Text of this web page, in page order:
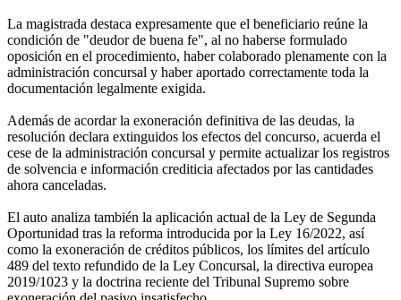
La magistrada destaca expresamente que el beneficiario reúne la
condición de "deudor de buena fe", al no haberse formulado
oposición en el procedimiento, haber colaborado plenamente con la
administración concursal y haber aportado correctamente toda la
documentación legalmente exigida.
Además de acordar la exoneración definitiva de las deudas, la
resolución declara extinguidos los efectos del concurso, acuerda el
cese de la administración concursal y permite actualizar los registros
de solvencia e información crediticia afectados por las cantidades
ahora canceladas.
El auto analiza también la aplicación actual de la Ley de Segunda
Oportunidad tras la reforma introducida por la Ley 16/2022, así
como la exoneración de créditos públicos, los límites del artículo
489 del texto refundido de la Ley Concursal, la directiva europea
2019/1023 y la doctrina reciente del Tribunal Supremo sobre